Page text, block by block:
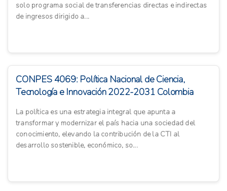
solo programa social de transferencias directas e indirectas
de ingresos dirigido a...
CONPES 4069: Política Nacional de Ciencia,
Tecnología e Innovación 2022-2031 Colombia
La política es una estrategia integral que apunta a
transformar y modernizar el país hacia una sociedad del
conocimiento, elevando la contribución de la CTI al
desarrollo sostenible, económico, so...